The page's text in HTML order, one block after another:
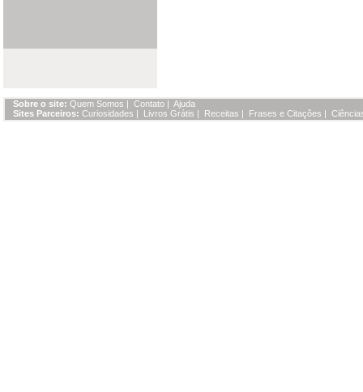
Sobre o site: Quem Somos | Contato | Ajuda
Sites Parceiros: Curiosidades | Livros Grátis | Receitas | Frases e Citações |